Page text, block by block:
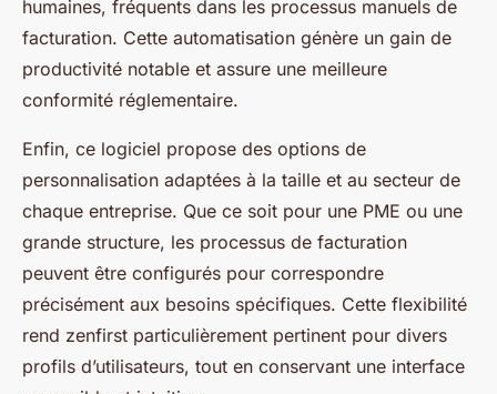
humaines, fréquents dans les processus manuels de
facturation. Cette automatisation génère un gain de
productivité notable et assure une meilleure
conformité réglementaire.
Enfin, ce logiciel propose des options de
personnalisation adaptées à la taille et au secteur de
chaque entreprise. Que ce soit pour une PME ou une
grande structure, les processus de facturation
peuvent être configurés pour correspondre
précisément aux besoins spécifiques. Cette flexibilité
rend zenfirst particulièrement pertinent pour divers
profils d’utilisateurs, tout en conservant une interface